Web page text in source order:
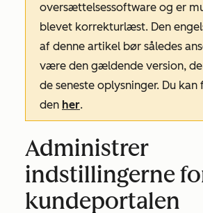
oversættelsessoftware og er
blevet korrekturlæst. Den
af denne artikel bør således
være den gældende version,
de seneste oplysninger. Du
den her.
Administrer
indstillingerne
kundeportalen